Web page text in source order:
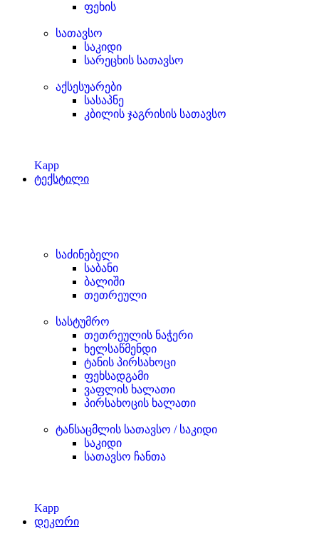
ფეხის
სათავსო
საკიდი
სარეცხის სათავსო
აქსესუარები
სასაპნე
კბილის ჯაგრისის სათავსო
Kapp
ტექსტილი
საძინებელი
საბანი
ბალიში
თეთრეული
სასტუმრო
თეთრეულის ნაჭერი
ხელსაწმენდი
ტანის პირსახოცი
ფეხსადგამი
ვაფლის ხალათი
პირსახოცის ხალათი
ტანსაცმლის სათავსო / საკიდი
საკიდი
სათავსო ჩანთა
Kapp
დეკორი